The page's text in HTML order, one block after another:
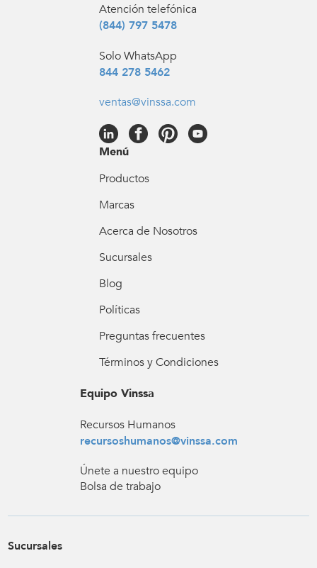
Atención telefónica
(844) 797 5478
Solo WhatsApp
844 278 5462
ventas@vinssa.com
Menú
Productos
Marcas
Acerca de Nosotros
Sucursales
Blog
Políticas
Preguntas frecuentes
Términos y Condiciones
Equipo Vinssa
Recursos Humanos
recursoshumanos@vinssa.com
Únete a nuestro equipo
Bolsa de trabajo
Sucursales